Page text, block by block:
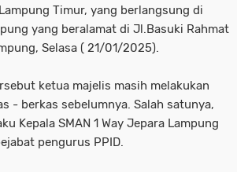
Timur, yang berlangsung di
yang beralamat di Jl.Basuki Rahmat
Selasa ( 21/01/2025).
ketua majelis masih melakukan
- berkas sebelumnya. Salah satunya,
Kepala SMAN 1 Way Jepara Lampung
pengurus PPID.